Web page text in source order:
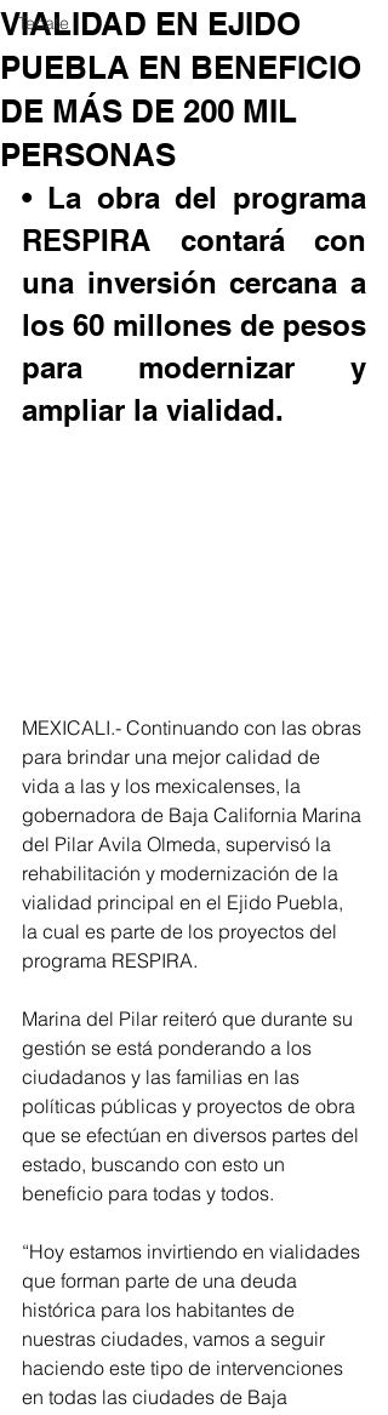
Tecate
VIALIDAD EN EJIDO
PUEBLA EN BENEFICIO
DE MÁS DE 200 MIL
PERSONAS
• La obra del programa
RESPIRA contará con
una inversión cercana a
los 60 millones de pesos
para modernizar y
ampliar la vialidad.
MEXICALI.- Continuando con las obras
para brindar una mejor calidad de
vida a las y los mexicalenses, la
gobernadora de Baja California Marina
del Pilar Avila Olmeda, supervisó la
rehabilitación y modernización de la
vialidad principal en el Ejido Puebla,
la cual es parte de los proyectos del
programa RESPIRA.
Marina del Pilar reiteró que durante su
gestión se está ponderando a los
ciudadanos y las familias en las
políticas públicas y proyectos de obra
que se efectúan en diversos partes del
estado, buscando con esto un
beneficio para todas y todos.
“Hoy estamos invirtiendo en vialidades
que forman parte de una deuda
histórica para los habitantes de
nuestras ciudades, vamos a seguir
haciendo este tipo de intervenciones
en todas las ciudades de Baja